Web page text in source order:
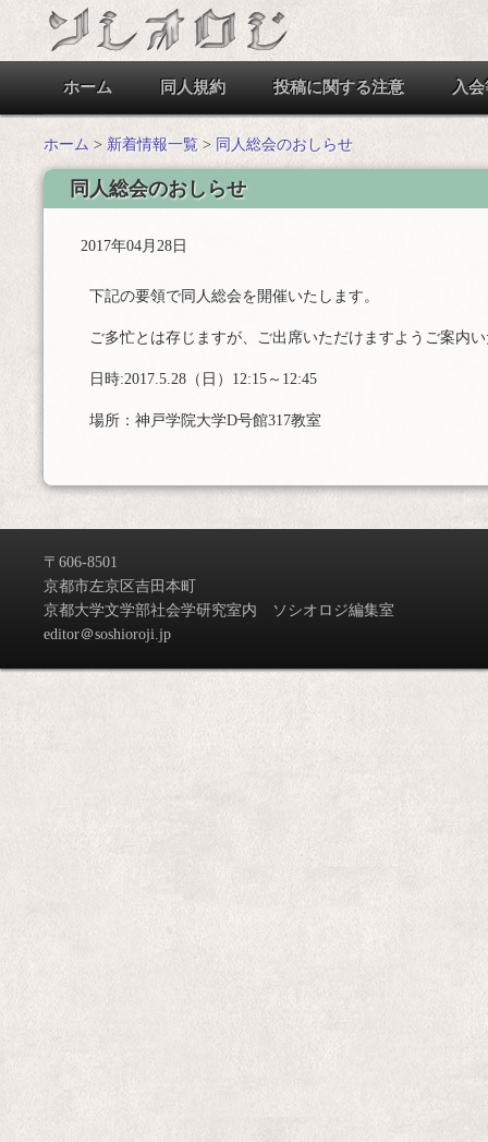
ホーム 同人規約 投稿に関する注意 入
ホーム > 新着情報一覧 > 同人総会のおしらせ
同人総会のおしらせ
2017年04月28日
下記の要領で同人総会を開催いたします。
ご多忙とは存じますが、ご出席いただけますようご案内
日時:2017.5.28（日）12:15～12:45
場所： 神戸学院大学D号館317教室
〒606-8501
京都市左京区吉田本町
京都大学文学部社会学研究室内 ソシオロジ編集室
editor＠soshioroji.jp